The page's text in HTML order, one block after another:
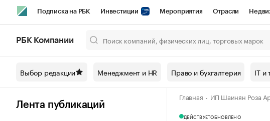
Подписка на РБК Инвестиции Мероприятия Отрасли
Спецпроекты СПб Конференции СПб Спецпроекты Проверка
Технологии и медиа Рынок наличной валюты
РБК Компании
Выбор редакции Менеджмент и HR Право и бухгалтерия IT и
Лента публикаций
Главная ИП Шаинян Роза
ДЕЙСТВУЕТОБНОВЛЕНО